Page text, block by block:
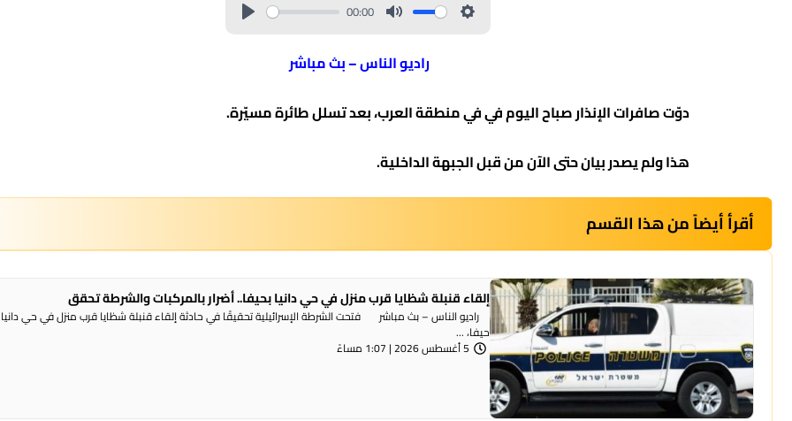
00:00
راديو الناس – بث مباشر
دوّت صافرات الإنذار صباح اليوم في في منطقة العرب، بعد تسلل طائرة مسيّرة.
هذا ولم يصدر بيان حتى الآن من قبل الجبهة الداخلية.
أقرأ أيضاً من هذا القسم
إلقاء قنبلة شظايا قرب منزل في حي دانيا بحيفا.. أضرار بالمركبات والشرطة تحقق
راديو الناس – بث مباشر فتحت الشرطة الإسرائيلية تحقيقًا في حادثة إلقاء قنبلة شظايا قرب منزل في حي دانيا
حيفا، ...
5 أغسطس 2026 | 1:07 مساءً